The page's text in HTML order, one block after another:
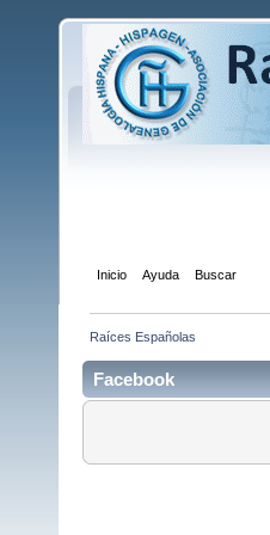
Inicio Ayuda Buscar
Raíces Españolas
Facebook